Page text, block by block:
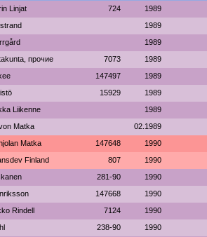
Linjat 724 1989
1989
1989
прочие 7073 1989
147497 1989
15929 1989
Liikenne 1989
Matka 02.1989
Matka 147648 1990
Finland 807 1990
281-90 1990
147668 1990
Rindell 7124 1990
238-90 1990